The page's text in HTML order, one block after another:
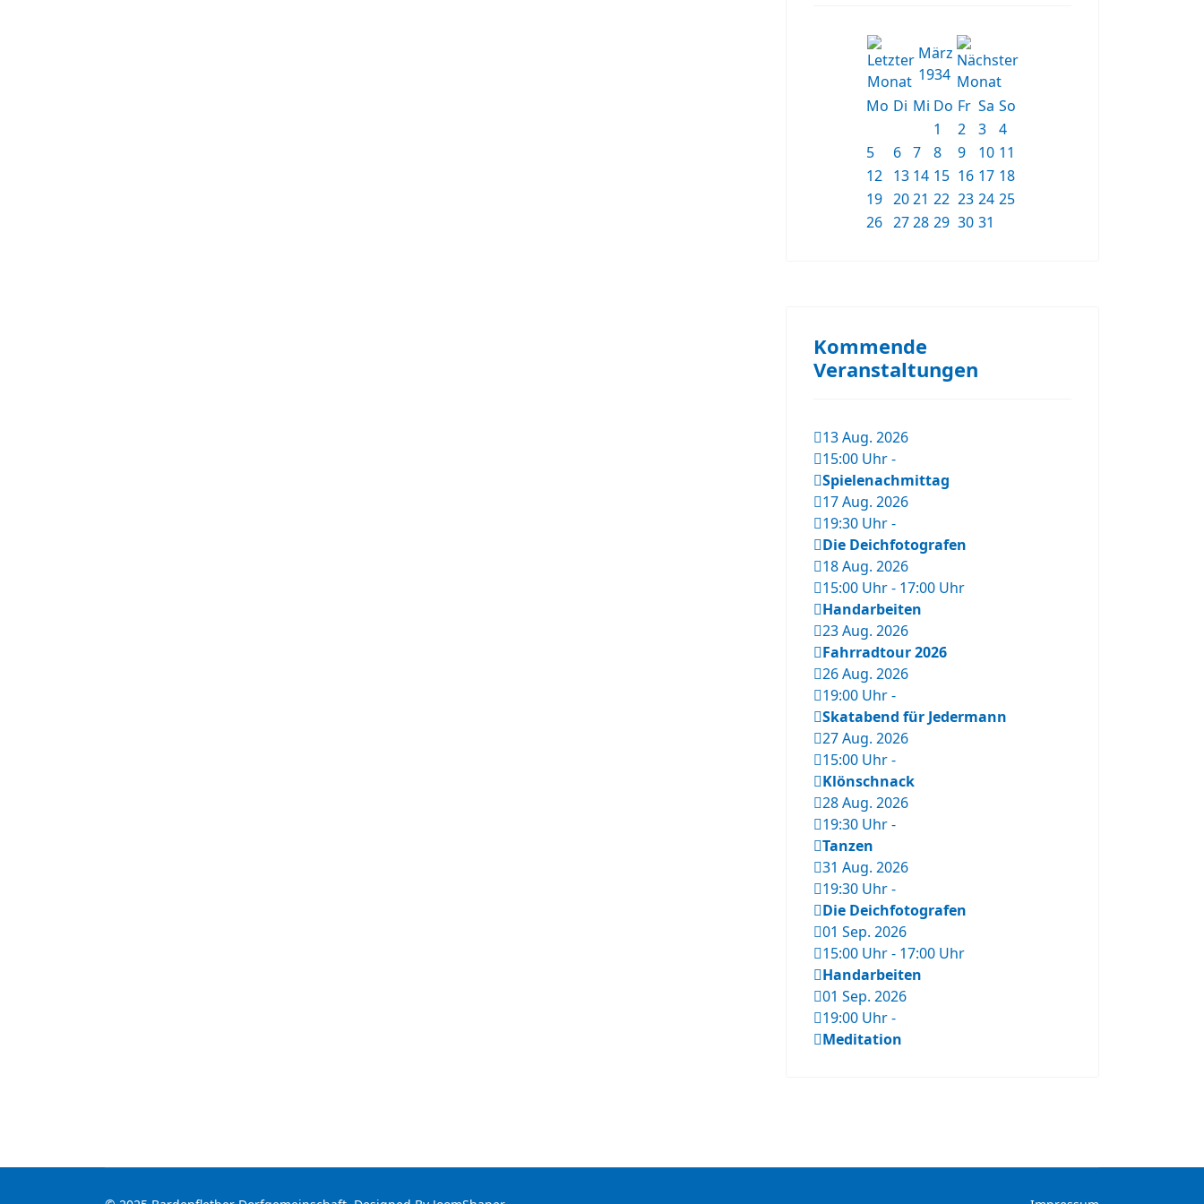
März
1934
Mo Di Mi Do Fr Sa So
1
2 3
4
5
6 7 8 9 10 11
12
13 14 15 16 17 18
19 20 21 22 23 24 25
26 27 28 29 30 31
Kommende
Veranstaltungen
13 Aug. 2026
15:00 Uhr-
Spielenachmittag
17 Aug. 2026
19:30 Uhr-
Die Deichfotografen
18 Aug. 2026
15:00 Uhr- 17:00 Uhr
Handarbeiten
23 Aug. 2026
Fahrradtour 2026
26 Aug. 2026
19:00 Uhr-
Skatabend für Jedermann
27 Aug. 2026
15:00 Uhr-
Klönschnack
28 Aug. 2026
19:30 Uhr-
Tanzen
31 Aug. 2026
19:30 Uhr-
Die Deichfotografen
01 Sep. 2026
15:00 Uhr- 17:00 Uhr
Handarbeiten
01 Sep. 2026
19:00 Uhr-
Meditation